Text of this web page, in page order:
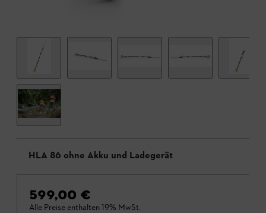
HLA 86 ohne Akku und Ladegerät
599,00 €
Alle Preise enthalten 19% MwSt.